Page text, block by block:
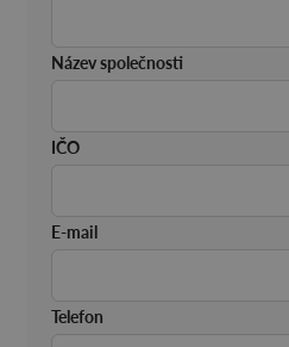
Název společnosti
IČO
E-mail
Telefon